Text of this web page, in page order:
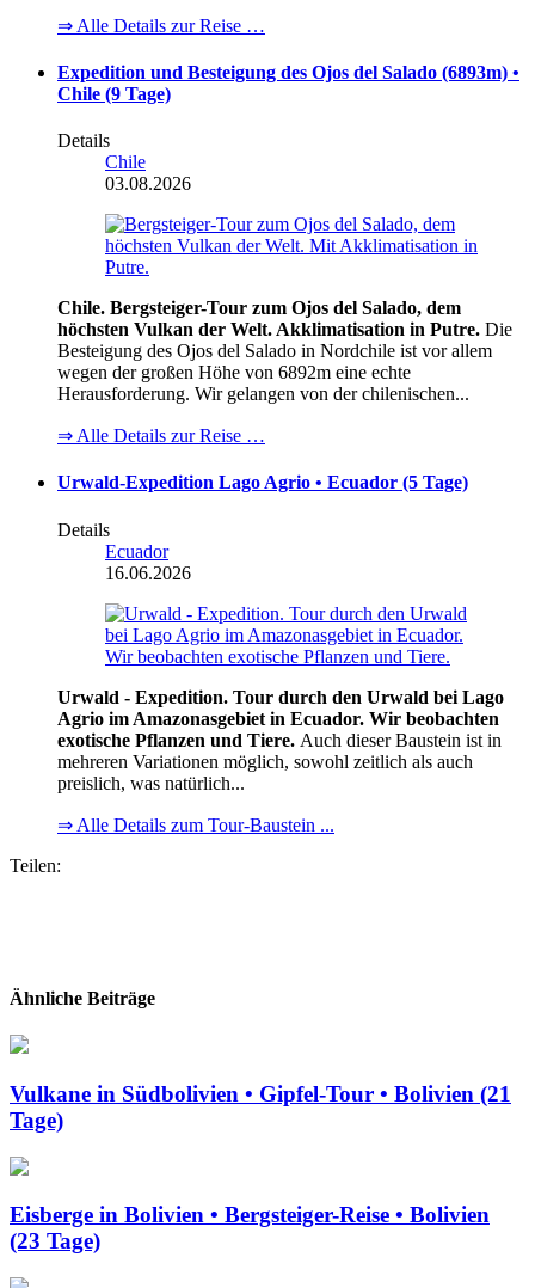
⇒ Alle Details zur Reise …
Expedition und Besteigung des Ojos del Salado (6893m) •
Chile (9 Tage)
Details
Chile
03.08.2026
Chile. Bergsteiger-Tour zum Ojos del Salado, dem
höchsten Vulkan der Welt. Akklimatisation in Putre. Die
Besteigung des Ojos del Salado in Nordchile ist vor allem
wegen der großen Höhe von 6892m eine echte
Herausforderung. Wir gelangen von der chilenischen...
⇒ Alle Details zur Reise …
Urwald-Expedition Lago Agrio • Ecuador (5 Tage)
Details
Ecuador
16.06.2026
Urwald - Expedition. Tour durch den Urwald bei Lago
Agrio im Amazonasgebiet in Ecuador. Wir beobachten
exotische Pflanzen und Tiere. Auch dieser Baustein ist in
mehreren Variationen möglich, sowohl zeitlich als auch
preislich, was natürlich...
⇒ Alle Details zum Tour-Baustein ...
Teilen:
Ähnliche Beiträge
Vulkane in Südbolivien • Gipfel-Tour • Bolivien (21
Tage)
Eisberge in Bolivien • Bergsteiger-Reise • Bolivien
(23 Tage)